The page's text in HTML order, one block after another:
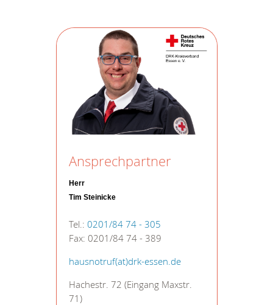
Ansprechpartner
Herr
Tim Steinicke
Tel.: 0201/84 74 - 305
Fax: 0201/84 74 - 389
hausnotruf(at)drk-essen.de
Hachestr. 72 (Eingang Maxstr.
71)